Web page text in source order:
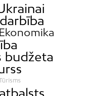
Ekonomika
budžeta